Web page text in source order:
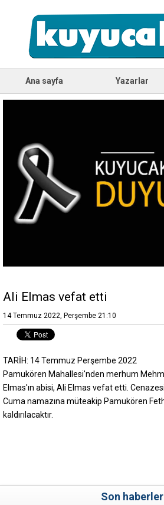
Ana sayfa Yazarlar
Ali Elmas vefat etti
14 Temmuz 2022, Perşembe 21:10
TARİH: 14 Temmuz Perşembe 2022
Pamukören Mahallesi'nden merhum
Elmas'ın abisi, Ali Elmas vefat etti.
Cuma namazına müteakip Pamukören
kaldırılacaktır.
Son haberler